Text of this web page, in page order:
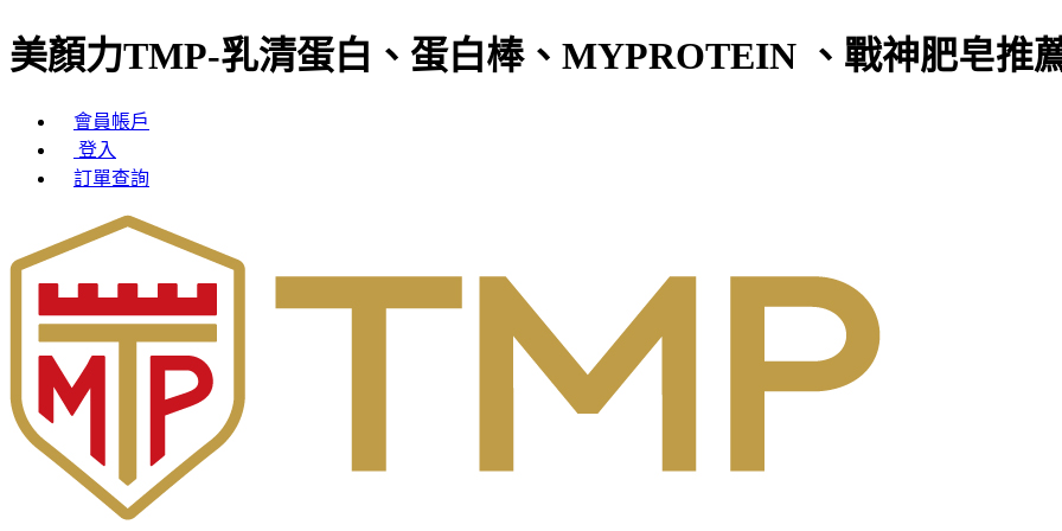
美顏力TMP-乳清蛋白、蛋白棒、MYPROTEIN 、戰神肥皂推
會員帳戶
登入
訂單查詢